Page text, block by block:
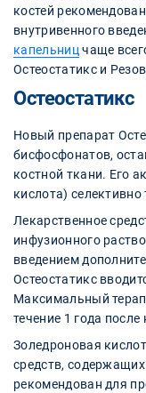
костей
внутривенного
капельницчаще
Остеостатикс и
Остеостатикс
Новый препарат
бисфосфонатов,
костной ткани. Его
кислота)
Лекарственное
инфузионного
введением
Остеостатикс
Максимальный
течение 1 года
Золедроновая
средств,
рекомендован для